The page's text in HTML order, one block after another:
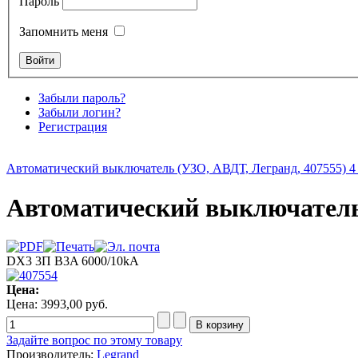
Запомнить меня
Забыли пароль?
Забыли логин?
Регистрация
Автоматический выключатель (УЗО, АВДТ, Легранд, 407555) 4
Автоматический
DX3 3П B3A 6000/10kA
Цена:
Цена: 3993,00 руб.
Задайте вопрос по этому товару
Производитель: Legrand